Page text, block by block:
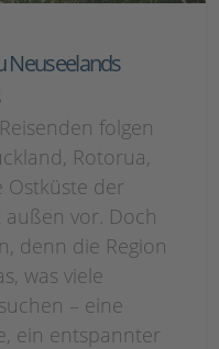
Neuseelands
folgen
Rotorua,
Ostküste der
vor. Doch
denn die Region
was viele
– eine
ein entspannter